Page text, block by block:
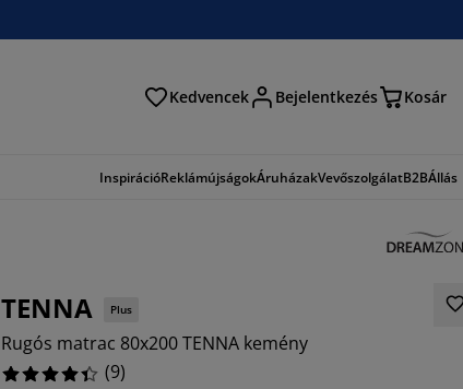
Kedvencek Bejelentkezés Kosár
InspirációReklámújságokÁruházakVevőszolgálatB2BÁllás
TENNA Plus
Rugós matrac 80x200 TENNA kemény
(9)